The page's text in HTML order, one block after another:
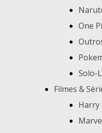
One
Solo-
Filmes &